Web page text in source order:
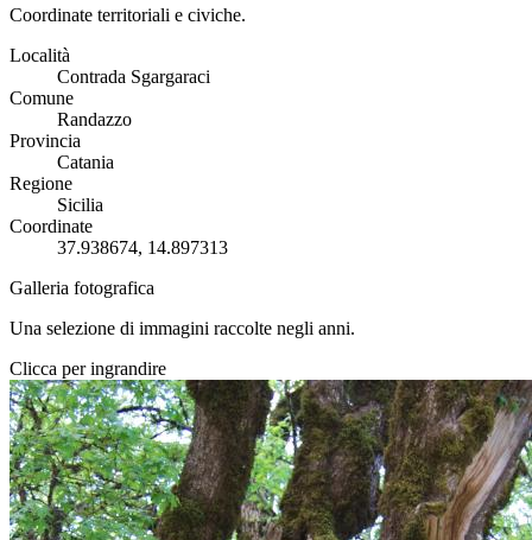
Coordinate territoriali e civiche.
Località
Contrada Sgargaraci
Comune
Randazzo
Provincia
Catania
Regione
Sicilia
Coordinate
37.938674, 14.897313
Galleria fotografica
Una selezione di immagini raccolte negli anni.
Clicca per ingrandire